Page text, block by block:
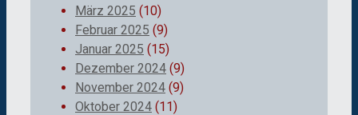
März 2025 (10)
Februar 2025 (9)
Januar 2025 (15)
Dezember 2024 (9)
November 2024 (9)
Oktober 2024 (11)